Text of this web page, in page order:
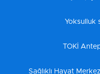
Yoksulluk
TOKİ
Sağlıklı Hayat